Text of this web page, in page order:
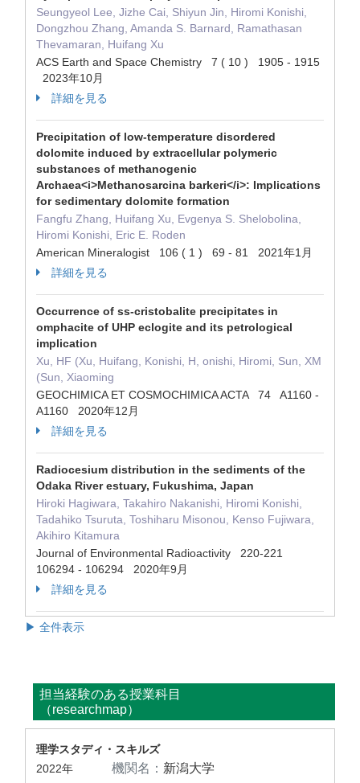
Seungyeol Lee, Jizhe Cai, Shiyun Jin, Hiromi Konishi,
Dongzhou Zhang, Amanda S. Barnard, Ramathasan
Thevamaran, Huifang Xu
ACS Earth and Space Chemistry 7 ( 10 ) 1905 - 1915
2023年10月
詳細を見る
Precipitation of low-temperature disordered
dolomite induced by extracellular polymeric
substances of methanogenic
Archaea<i>Methanosarcina barkeri</i>: Implications
for sedimentary dolomite formation
Fangfu Zhang, Huifang Xu, Evgenya S. Shelobolina,
Hiromi Konishi, Eric E. Roden
American Mineralogist 106 ( 1 ) 69 - 81 2021年1月
詳細を見る
Occurrence of ss-cristobalite precipitates in
omphacite of UHP eclogite and its petrological
implication
Xu, HF (Xu, Huifang, Konishi, H, onishi, Hiromi, Sun, XM
(Sun, Xiaoming
GEOCHIMICA ET COSMOCHIMICA ACTA 74 A1160 -
A1160 2020年12月
詳細を見る
Radiocesium distribution in the sediments of the
Odaka River estuary, Fukushima, Japan
Hiroki Hagiwara, Takahiro Nakanishi, Hiromi Konishi,
Tadahiko Tsuruta, Toshiharu Misonou, Kenso Fujiwara,
Akihiro Kitamura
Journal of Environmental Radioactivity 220-221
106294 - 106294 2020年9月
詳細を見る
▶ 全件表示
担当経験のある授業科目
（researchmap）
理学スタディ・スキルズ
2022年
機関名： 新潟大学